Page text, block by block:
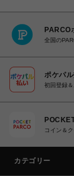
PARCO
全国の
ポケパ
初回登録
コイン＆
カテゴリー